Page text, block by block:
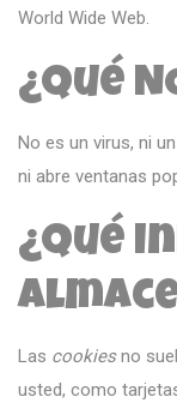
World Wide Web.
¿Qué
No es un virus, ni
ni abre ventanas
¿Qué
Las cookiesno
usted, como